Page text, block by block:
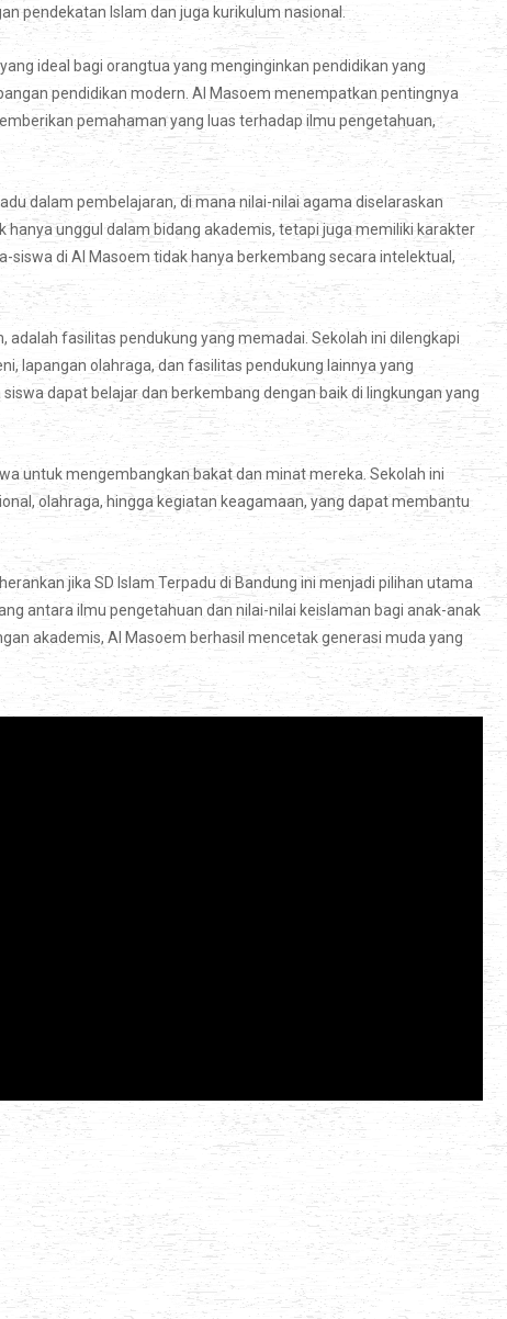
pendekatan Islam dan juga kurikulum nasional.
ideal bagi orangtua yang menginginkan pendidikan yang
pendidikan modern. Al Masoem menempatkan pentingnya
pemahaman yang luas terhadap ilmu pengetahuan,
dalam pembelajaran, di mana nilai-nilai agama diselaraskan
unggul dalam bidang akademis, tetapi juga memiliki karakter
siswa di Al Masoem tidak hanya berkembang secara intelektual,
adalah fasilitas pendukung yang memadai. Sekolah ini dilengkapi
lapangan olahraga, dan fasilitas pendukung lainnya yang
dapat belajar dan berkembang dengan baik di lingkungan yang
untuk mengembangkan bakat dan minat mereka. Sekolah ini
olahraga, hingga kegiatan keagamaan, yang dapat membantu
jika SD Islam Terpadu di Bandung ini menjadi pilihan utama
antara ilmu pengetahuan dan nilai-nilai keislaman bagi anak-anak
akademis, Al Masoem berhasil mencetak generasi muda yang